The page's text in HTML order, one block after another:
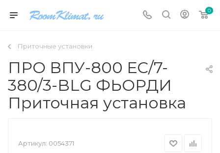
0
Приточные установки
ПРО ВПУ-800 ЕС/7-
380/3-BLG ФЬОРДИ
Приточная установка
Артикул: 0054371